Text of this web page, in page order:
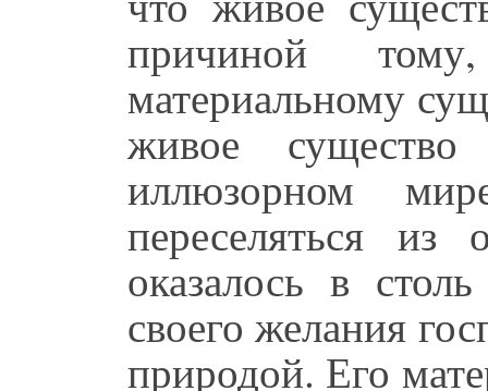
причиной
материальному
живое
иллюзорном
переселяться
оказалось в
своего желания
природой. Его